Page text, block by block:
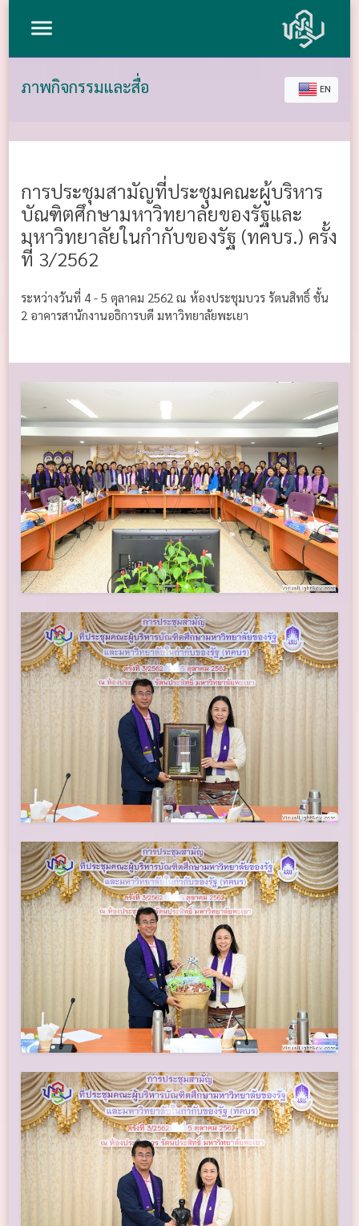
menu
ภาพกิจกรรมและสื่อ EN
การประชุมสามัญที่ประชุมคณะผู้บริหาร
บัณฑิตศึกษามหาวิทยาลัยของรัฐและ
มหาวิทยาลัยในกำกับของรัฐ (ทคบร.) ครั้ง
ที่ 3/2562
ระหว่างวันที่ 4 - 5 ตุลาคม 2562 ณ ห้องประชุมบวร รัตนสิทธิ์ ชั้น
2 อาคารสานักงานอธิการบดี มหาวิทยาลัยพะเยา